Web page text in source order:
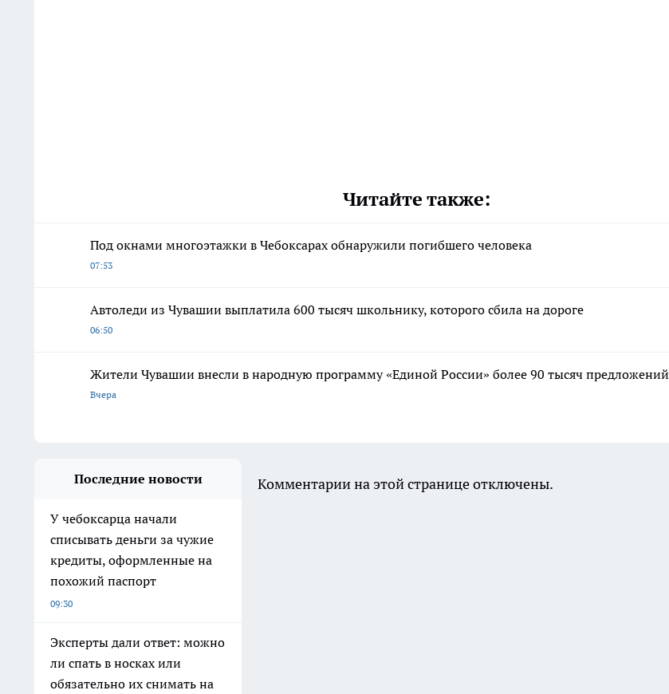
Читайте также:
Под окнами многоэтажки в Чебоксарах обнаружили погибшего человека
07:53
Автоледи из Чувашии выплатила 600 тысяч школьнику, которого сбила на дороге
06:50
Жители Чувашии внесли в народную программу «Единой России» более 90 тысяч предложений
Вчера
Последние новости
У чебоксарца начали
списывать деньги за чужие
кредиты, оформленные на
похожий паспорт
09:30
Эксперты дали ответ: можно
ли спать в носках или
обязательно их снимать на
Комментарии на этой странице отключены.